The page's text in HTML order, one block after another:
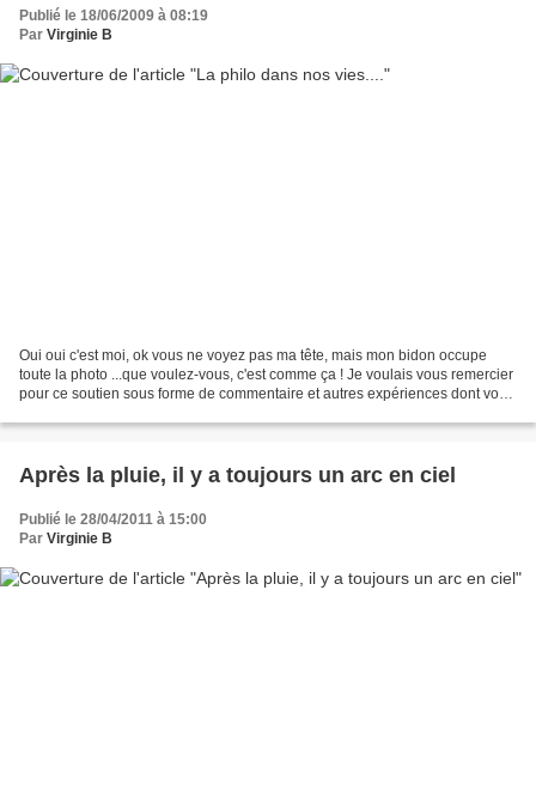
Publié le 18/06/2009 à 08:19
Par Virginie B
Oui oui c'est moi, ok vous ne voyez pas ma tête, mais mon bidon occupe
toute la photo ...que voulez-vous, c'est comme ça ! Je voulais vous remercier
pour ce soutien sous forme de commentaire et autres expériences dont vous
Après la pluie, il y a toujours un arc en ciel
Publié le 28/04/2011 à 15:00
Par Virginie B